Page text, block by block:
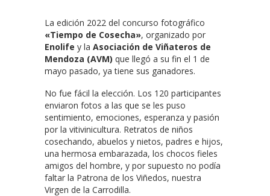
La edición 2022 del concurso fotográfico
«Tiempo de Cosecha», organizado por
Enolife y la Asociación de Viñateros de
Mendoza (AVM) que llegó a su fin el 1 de
mayo pasado, ya tiene sus ganadores.
No fue fácil la elección. Los 120 participantes
enviaron fotos a las que se les puso
sentimiento, emociones, esperanza y pasión
por la vitivinicultura. Retratos de niños
cosechando, abuelos y nietos, padres e hijos,
una hermosa embarazada, los chocos fieles
amigos del hombre, y por supuesto no podía
faltar la Patrona de los Viñedos, nuestra
Virgen de la Carrodilla.